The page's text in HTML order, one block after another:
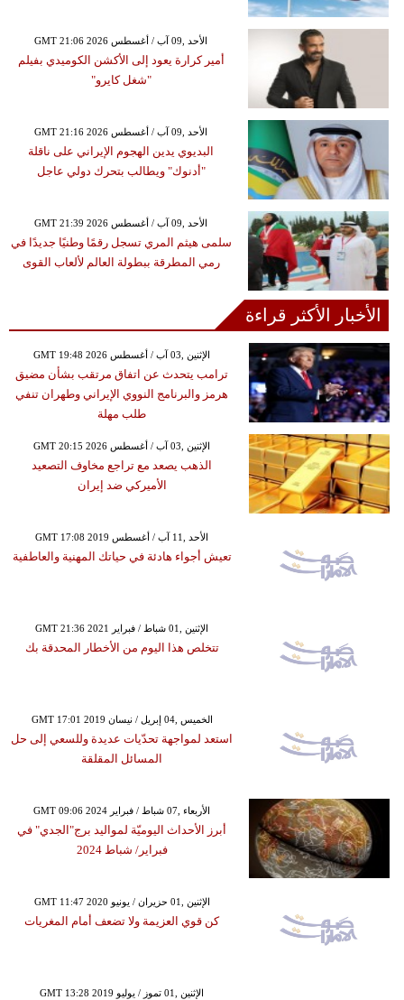
GMT 21:06 2026 الأحد ,09 آب / أغسطس
أمير كرارة يعود إلى الأكشن الكوميدي بفيلم
"شغل كايرو"
GMT 21:16 2026 الأحد ,09 آب / أغسطس
البديوي يدين الهجوم الإيراني على ناقلة
"أدنوك" ويطالب بتحرك دولي عاجل
GMT 21:39 2026 الأحد ,09 آب / أغسطس
سلمى هيثم المري تسجل رقمًا وطنيًا جديدًا في
رمي المطرقة ببطولة العالم لألعاب القوى
الأخبار الأكثر قراءة
GMT 19:48 2026 الإثنين ,03 آب / أغسطس
ترامب يتحدث عن اتفاق مرتقب بشأن مضيق
هرمز والبرنامج النووي الإيراني وطهران تنفي
طلب مهلة
GMT 20:15 2026 الإثنين ,03 آب / أغسطس
الذهب يصعد مع تراجع مخاوف التصعيد
الأميركي ضد إيران
GMT 17:08 2019 الأحد ,11 آب / أغسطس
تعيش أجواء هادئة في حياتك المهنية والعاطفية
GMT 21:36 2021 الإثنين ,01 شباط / فبراير
تتخلص هذا اليوم من الأخطار المحدقة بك
GMT 17:01 2019 الخميس ,04 إبريل / نيسان
استعد لمواجهة تحدّيات عديدة وللسعي إلى حل
المسائل المقلقة
GMT 09:06 2024 الأربعاء ,07 شباط / فبراير
أبرز الأحداث اليوميّة لمواليد برج"الجدي" في
فبراير/ شباط 2024
GMT 11:47 2020 الإثنين ,01 حزيران / يونيو
كن قوي العزيمة ولا تضعف أمام المغريات
GMT 13:28 2019 الإثنين ,01 تموز / يوليو